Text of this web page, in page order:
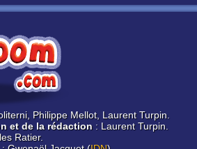
Philippe Mellot, Laurent Turpin.
et de la rédaction : Laurent Turpin.
Ratier.